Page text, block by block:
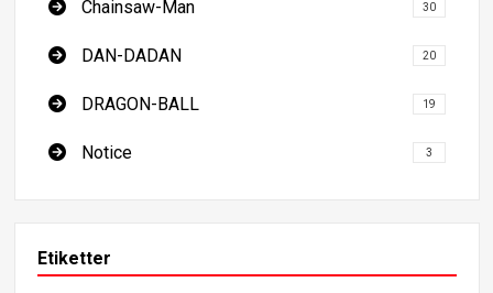
Chainsaw-Man 30
DAN-DADAN 20
DRAGON-BALL 19
Notice 3
Etiketter